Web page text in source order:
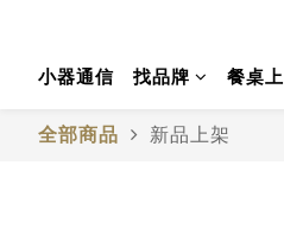
小器通信 找品牌 餐桌上
全部商品 新品上架